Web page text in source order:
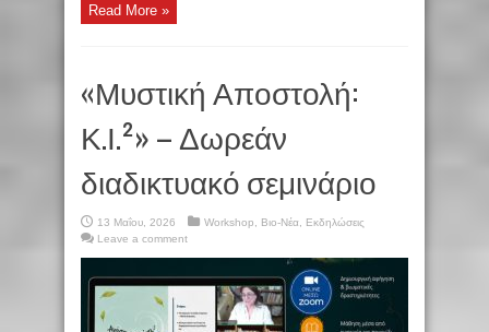
Read More »
«Μυστική Αποστολή:
Κ.Ι.²» – Δωρεάν
διαδικτυακό σεμινάριο
13 Μαΐου, 2026 Workshop Βιο-Νέα
Εκδηλώσεις
Leave a comment